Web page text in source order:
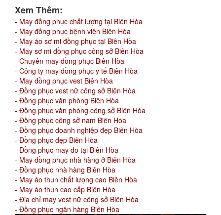
Xem Thêm:
- May đồng phục chất lượng tại Biên Hòa
- May đồng phục bệnh viện Biên Hòa
- May áo sơ mi đồng phục tại Biên Hòa
- May sơ mi đồng phục công sở Biên Hòa
- Chuyên may đồng phục Biên Hòa
- Công ty may đồng phục y tế Biên Hòa
- May đồng phục vest Biên Hòa
- Đồng phục vest nữ công sở Biên Hòa
- Đồng phục văn phòng Biên Hòa
- Đồng phục văn phòng công sở Biên Hòa
- Đồng phục công sở nam Biên Hòa
- Đồng phục doanh nghiệp đẹp Biên Hòa
- Đồng phục đẹp Biên Hòa
- Đồng phục may đo tại Biên Hòa
- May đồng phục nhà hàng ở Biên Hòa
- Đồng phục nhà hàng Biên Hòa
- May áo thun chất lượng cao Biên Hòa
- May áo thun cao cấp Biên Hòa
- Địa chỉ may vest nữ công sở Biên Hòa
- Đồng phục ngân hàng Biên Hòa